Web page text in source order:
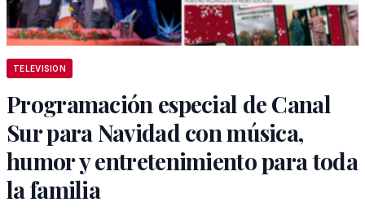
TELEVISION
Programación especial de Canal
Sur para Navidad con música,
humor y entretenimiento para toda
la familia